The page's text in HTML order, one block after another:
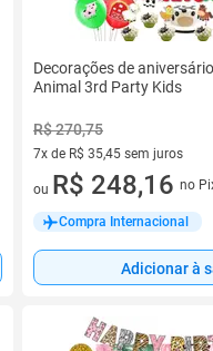
Decorações de
Animal 3rd Party Kids
R$ 270,75
7x de R$ 35,45 sem juros
7 vez de R$ 35,45 sem juros
ou R$ 248,16 no
Compra Internacional
Adicionar à